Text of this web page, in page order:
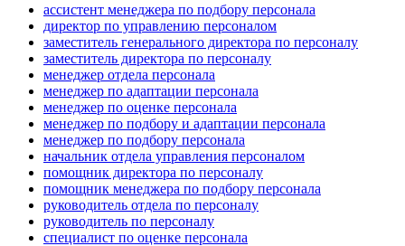
ассистент менеджера по подбору персонала
директор по управлению персоналом
заместитель генерального директора по персоналу
заместитель директора по персоналу
менеджер отдела персонала
менеджер по адаптации персонала
менеджер по оценке персонала
менеджер по подбору и адаптации персонала
менеджер по подбору персонала
начальник отдела управления персоналом
помощник директора по персоналу
помощник менеджера по подбору персонала
руководитель отдела по персоналу
руководитель по персоналу
специалист по оценке персонала